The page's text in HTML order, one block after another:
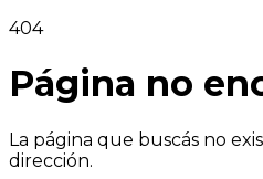
404
Página no
La página que buscás no
dirección.